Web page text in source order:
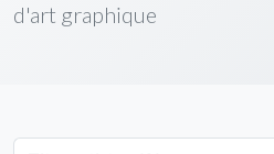
d'art graphique